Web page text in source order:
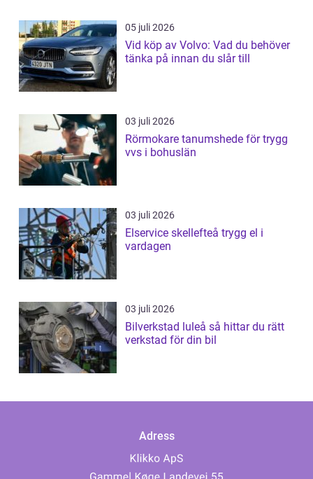
05 juli 2026
Vid köp av Volvo: Vad du behöver
tänka på innan du slår till
03 juli 2026
Rörmokare tanumshede för trygg
vvs i bohuslän
03 juli 2026
Elservice skellefteå trygg el i
vardagen
03 juli 2026
Bilverkstad luleå så hittar du rätt
verkstad för din bil
Adress